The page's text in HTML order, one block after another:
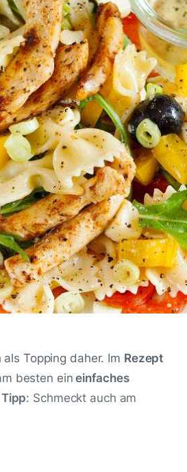
als Topping daher. Im Rezept
besten eineinfaches
Tipp: Schmeckt auch am